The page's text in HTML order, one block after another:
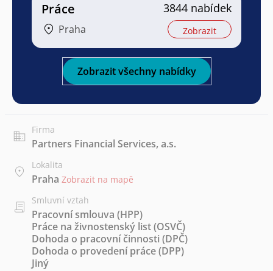
Práce
Praha
3844 nabídek
Zobrazit
Zobrazit všechny nabídky
Firma
Partners Financial Services, a.s.
Lokalita
Praha Zobrazit na mapě
Smluvní vztah
Pracovní smlouva (HPP)
Práce na živnostenský list (OSVČ)
Dohoda o pracovní činnosti (DPČ)
Dohoda o provedení práce (DPP)
Jiný